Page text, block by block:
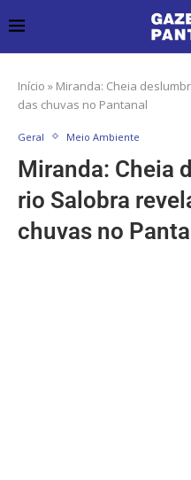
Início » Miranda: Cheia
das chuvas no Pantanal
Geral Meio Ambiente
Miranda: Cheia
rio Salobra
chuvas no